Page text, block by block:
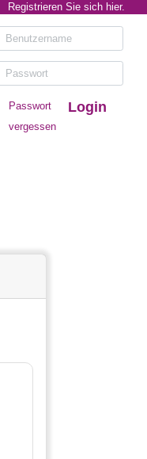
Registrieren Sie sich hier.
Passwort
vergessen
Login